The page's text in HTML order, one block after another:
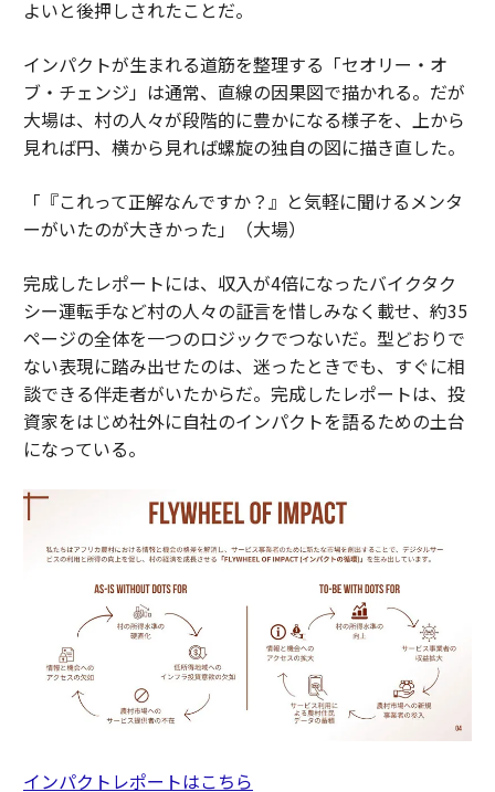
よいと後押しされたことだ。
インパクトが生まれる道筋を整理する「セオリー・オ
ブ・チェンジ」は通常、直線の因果図で描かれる。だが
大場は、村の人々が段階的に豊かになる様子を、上から
見れば円、横から見れば螺旋の独自の図に描き直した。
「『これって正解なんですか？』と気軽に聞けるメンタ
ーがいたのが大きかった」（大場）
完成したレポートには、収入が4倍になったバイクタク
シー運転手など村の人々の証言を惜しみなく載せ、約35
ページの全体を一つのロジックでつないだ。型どおりで
ない表現に踏み出せたのは、迷ったときでも、すぐに相
談できる伴走者がいたからだ。完成したレポートは、投
資家をはじめ社外に自社のインパクトを語るための土台
になっている。
インパクトレポートはこちら